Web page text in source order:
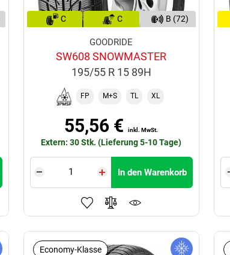
C C B (72)
GOODRIDE
SW608 SNOWMASTER
195/55 R 15 89H
FP M+S TL XL
55,56 €inkl. MwSt.
Extern: 30 Stk. (Lieferung 5-10 Tage)
In den Warenkorb
Economy-Klasse